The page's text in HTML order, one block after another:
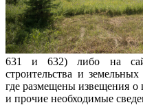
631 и 632) либо на
строительства и
где размещены извещения о
и прочие необходимые